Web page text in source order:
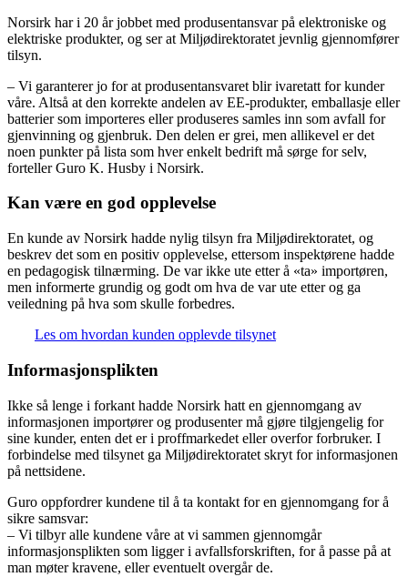
Norsirk har i 20 år jobbet med produsentansvar på elektroniske og
elektriske produkter, og ser at Miljødirektoratet jevnlig gjennomfører
tilsyn.
– Vi garanterer jo for at produsentansvaret blir ivaretatt for kunder
våre. Altså at den korrekte andelen av EE-produkter, emballasje eller
batterier som importeres eller produseres samles inn som avfall for
gjenvinning og gjenbruk. Den delen er grei, men allikevel er det
noen punkter på lista som hver enkelt bedrift må sørge for selv,
forteller Guro K. Husby i Norsirk.
Kan være en god opplevelse
En kunde av Norsirk hadde nylig tilsyn fra Miljødirektoratet, og
beskrev det som en positiv opplevelse, ettersom inspektørene hadde
en pedagogisk tilnærming. De var ikke ute etter å «ta» importøren,
men informerte grundig og godt om hva de var ute etter og ga
veiledning på hva som skulle forbedres.
Les om hvordan kunden opplevde tilsynet
Informasjonsplikten
Ikke så lenge i forkant hadde Norsirk hatt en gjennomgang av
informasjonen importører og produsenter må gjøre tilgjengelig for
sine kunder, enten det er i proffmarkedet eller overfor forbruker. I
forbindelse med tilsynet ga Miljødirektoratet skryt for informasjonen
på nettsidene.
Guro oppfordrer kundene til å ta kontakt for en gjennomgang for å
sikre samsvar:
– Vi tilbyr alle kundene våre at vi sammen gjennomgår
informasjonsplikten som ligger i avfallsforskriften, for å passe på at
man møter kravene, eller eventuelt overgår de.